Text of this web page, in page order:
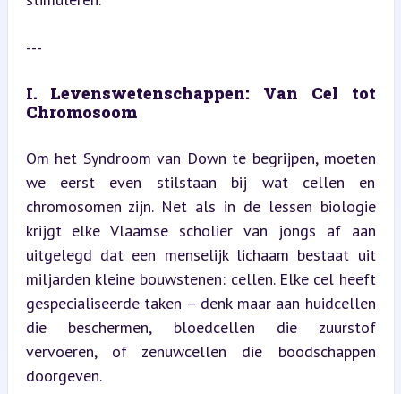
---
I. Levenswetenschappen: Van Cel tot
Chromosoom
Om het Syndroom van Down te begrijpen, moeten
we eerst even stilstaan bij wat cellen en
chromosomen zijn. Net als in de lessen biologie
krijgt elke Vlaamse scholier van jongs af aan
uitgelegd dat een menselijk lichaam bestaat uit
miljarden kleine bouwstenen: cellen. Elke cel heeft
gespecialiseerde taken – denk maar aan huidcellen
die beschermen, bloedcellen die zuurstof
vervoeren, of zenuwcellen die boodschappen
doorgeven.